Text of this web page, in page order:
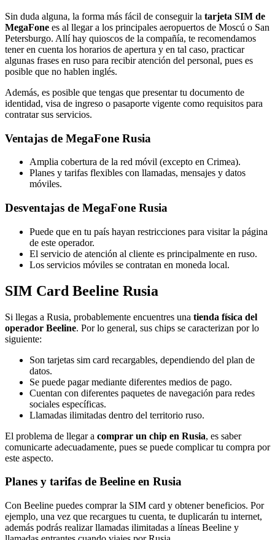
Sin duda alguna, la forma más fácil de conseguir la tarjeta SIM de
MegaFone es al llegar a los principales aeropuertos de Moscú o San
Petersburgo. Allí hay quioscos de la compañía, te recomendamos
tener en cuenta los horarios de apertura y en tal caso, practicar
algunas frases en ruso para recibir atención del personal, pues es
posible que no hablen inglés.
Además, es posible que tengas que presentar tu documento de
identidad, visa de ingreso o pasaporte vigente como requisitos para
contratar sus servicios.
Ventajas de MegaFone Rusia
Amplia cobertura de la red móvil (excepto en Crimea).
Planes y tarifas flexibles con llamadas, mensajes y datos
móviles.
Desventajas de MegaFone Rusia
Puede que en tu país hayan restricciones para visitar la página
de este operador.
El servicio de atención al cliente es principalmente en ruso.
Los servicios móviles se contratan en moneda local.
SIM Card Beeline Rusia
Si llegas a Rusia, probablemente encuentres una tienda física del
operador Beeline. Por lo general, sus chips se caracterizan por lo
siguiente:
Son tarjetas sim card recargables, dependiendo del plan de
datos.
Se puede pagar mediante diferentes medios de pago.
Cuentan con diferentes paquetes de navegación para redes
sociales específicas.
Llamadas ilimitadas dentro del territorio ruso.
El problema de llegar a comprar un chip en Rusia, es saber
comunicarte adecuadamente, pues se puede complicar tu compra por
este aspecto.
Planes y tarifas de Beeline en Rusia
Con Beeline puedes comprar la SIM card y obtener beneficios. Por
ejemplo, una vez que recargues tu cuenta, te duplicarán tu internet,
además podrás realizar llamadas ilimitadas a líneas Beeline y